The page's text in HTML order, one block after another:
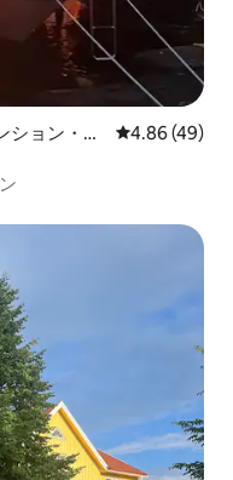
ション・ア
レビュー49
4.86 (49)